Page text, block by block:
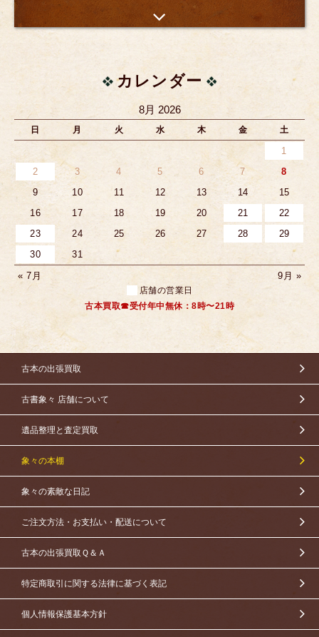
カレンダー
8月 2026
日 月 火 水 木 金 土
1
2
3 4 5 6 7
8
9
10 11 12 13 14
15
16
17 18 19 20 21
22
23
24 25 26 27 28
29
30
31
« 7月
9月 »
店舗の営業日
古本買取☎受付年中無休：8時〜21時
古本の出張買取
古書象々 店舗について
遺品整理と査定買取
象々の本棚
象々の素敵な日記
ご注文方法・お支払い・配送について
古本の出張買取Ｑ＆Ａ
特定商取引に関する法律に基づく表記
個人情報保護基本方針